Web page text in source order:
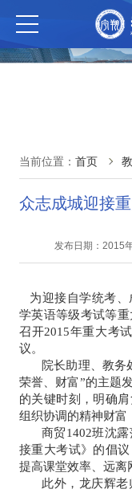
当前位置： 首页
众志成城迎接
发布日期：2015
为迎接自学统考、
学英语等级考试等
召开2015年重大考
议。
院长助理、教务
荣誉、财富”的主题
的关键时刻，明确
组织协调的精神财富
商贸1402班沈
接重大考试》 的倡议
提高课堂效率、远离
此外， 龙庆辉老